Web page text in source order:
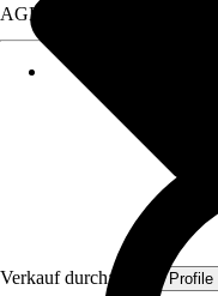
Verkauf durch: Quest Profile
AGB, finden Sie bei Klick